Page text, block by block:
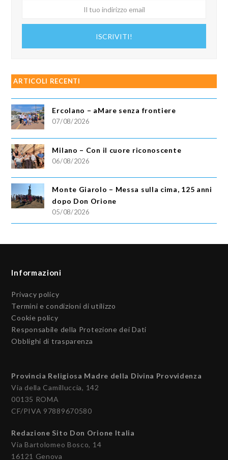
ISCRIVITI!
ARTICOLI RECENTI
Ercolano – aMare senza frontiere
07/08/2026
Milano – Con il cuore riconoscente
06/08/2026
Monte Giarolo – Messa sulla cima, 125 anni
dopo Don Orione
05/08/2026
Informazioni
Privacy policy
Termini e condizioni di utilizzo
Cookie policy
Responsabile della Protezione dei Dati
Obblighi di trasparenza
Provincia Religiosa Madre della Divina Provvidenza
Via della Camilluccia, 142
00135 ROMA
CF/PIVA 97889670580
Redazione Sito Don Orione Italia
Via Bartolomeo Bosco, 14
16121 Genova